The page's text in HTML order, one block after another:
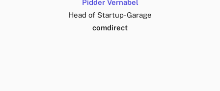
Pidder Vernabel
Head of Startup-Garage
comdirect